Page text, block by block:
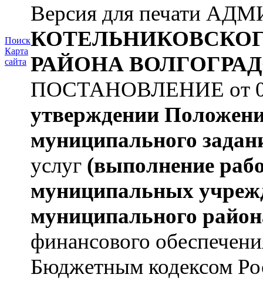
Поиск
Карта
сайта
Версия для печати
РАЙОНА
ПОСТАНОВЛЕНИЕ от
утверждении
муниципального
услуг (выполнение
муниципальных
муниципального
финансового
Бюджетным кодексом